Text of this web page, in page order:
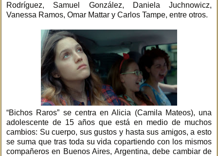
Rodríguez, Samuel González, Daniela Juchnowicz,
Vanessa Ramos, Omar Mattar y Carlos Tampe, entre otros.
“Bichos Raros” se centra en Alicia (Camila Mateos), una
adolescente de 15 años que está en medio de muchos
cambios: Su cuerpo, sus gustos y hasta sus amigos, a esto
se suma que tras toda su vida copartiendo con los mismos
compañeros en Buenos Aires, Argentina, debe cambiar de